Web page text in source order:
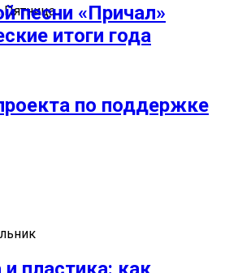
Пятница
песни «Причал»
итоги года
по поддержке